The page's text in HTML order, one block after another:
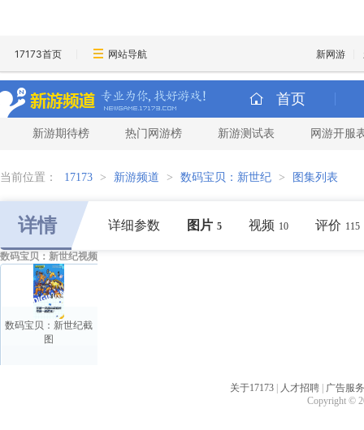
17173首页 网站导航 新网游
首页
新游期待榜 热门网游榜 新游测试表 网游开服
当前位置： 17173 > 新游频道 > 数码宝贝：新世纪 > 图集列表
详情 详细参数 图片 5 视频 10 评价 115
数码宝贝：新世纪视频
数码宝贝：新世纪截
图
关于17173 人才招聘
广告服务
Copyright ©